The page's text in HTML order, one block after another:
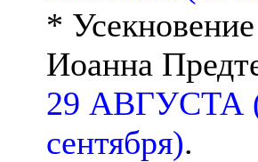
*
Иоанна
29 АВГУСТА
сентября).